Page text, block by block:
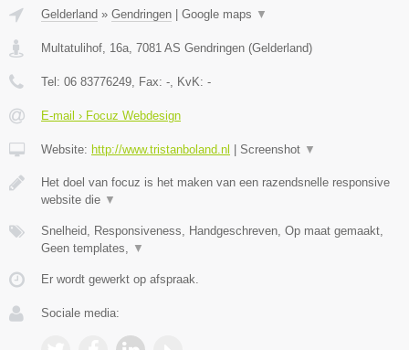
Gelderland » Gendringen | Google maps ▼
Multatulihof, 16a 7081 AS Gendringen (Gelderland)
Tel: 06 83776249 , Fax: - , KvK: -
E-mail › Focuz Webdesign
Website: http://www.tristanboland.nl | Screenshot ▼
Het doel van focuz is het maken van een razendsnelle responsive
website die ▼
Snelheid, Responsiveness, Handgeschreven, Op maat gemaakt,
Geen templates,
▼
Er wordt gewerkt op afspraak.
Sociale media: